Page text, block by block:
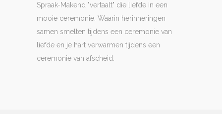
Spraak-Makend "vertaalt" die liefde in een
mooie ceremonie. Waarin herinneringen
samen smelten tijdens een ceremonie van
liefde en je hart verwarmen tijdens een
ceremonie van afscheid.